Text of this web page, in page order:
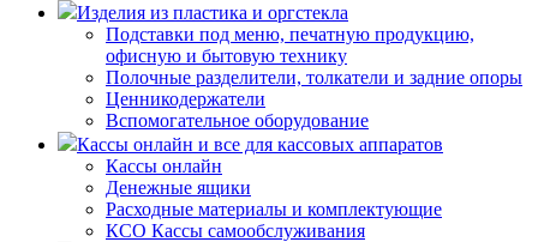
Изделия из пластика и оргстекла
Подставки под меню, печатную продукцию,
офисную и бытовую технику
Полочные разделители, толкатели и задние опоры
Ценникодержатели
Вспомогательное оборудование
Кассы онлайн и все для кассовых аппаратов
Кассы онлайн
Денежные ящики
Расходные материалы и комплектующие
КСО Кассы самообслуживания